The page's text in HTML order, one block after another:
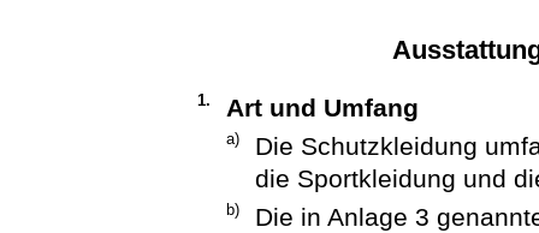
1. Art und Umfang
a)
Die Schutzkleidung
die Sportkleidung und
b)
Die in Anlage 3